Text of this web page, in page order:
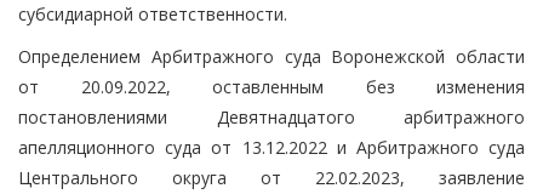
субсидиарной ответственности.
Определением Арбитражного суда Воронежской области
от 20.09.2022, оставленным без изменения
постановлениями Девятнадцатого арбитражного
апелляционного суда от 13.12.2022 и Арбитражного суда
Центрального округа от 22.02.2023, заявление